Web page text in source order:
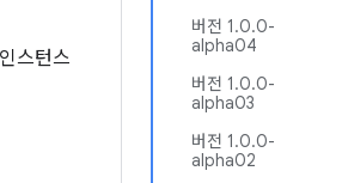
버전 1.0.0-
alpha04
버전 1.0.0-
alpha03
버전 1.0.0-
alpha02
스턴스